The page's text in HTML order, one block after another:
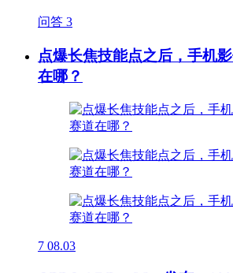
问答 3
点爆长焦技能点之后，手机
在哪？
7 08.03